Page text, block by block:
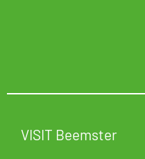
VISIT Beemster